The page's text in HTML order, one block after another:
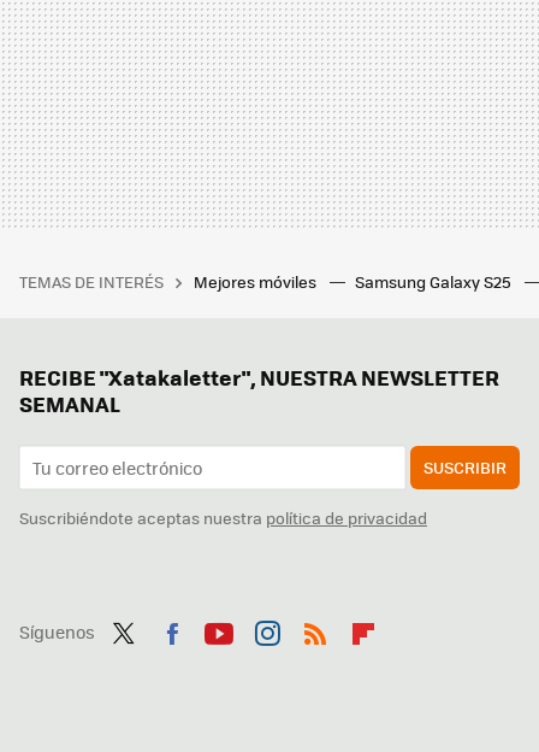
TEMAS DE INTERÉS Mejores móviles Samsung Galaxy S25
RECIBE "Xatakaletter", NUESTRA NEWSLETTER
SEMANAL
SUSCRIBIR
Suscribiéndote aceptas nuestra política de privacidad
Síguenos